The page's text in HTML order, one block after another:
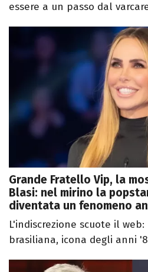
essere a un passo dal
Grande Fratello Vip, la
Blasi: nel mirino la
diventata un fenomeno
L'indiscrezione scuote il
brasiliana, icona degli anni